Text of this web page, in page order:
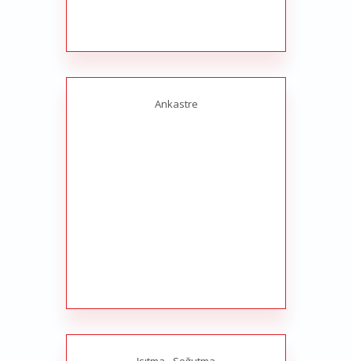
Ankastre